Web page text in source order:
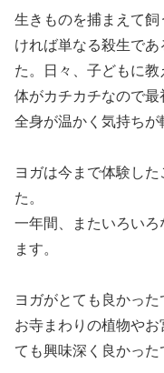
生きものを捕まえて
ければ単なる殺生で
た。日々、子どもに教
体がカチカチなので
全身が温かく気持ちが
ヨガは今まで体験し
た。
一年間、またいろい
ます。
ヨガがとても良かった
お寺まわりの植物や
ても興味深く良かった